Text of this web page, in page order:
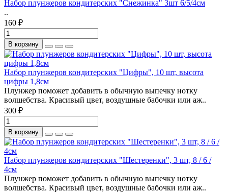
Набор плунжеров кондитерских "Снежинка" 3шт 6/5/4см
..
160 ₽
В корзину
Набор плунжеров кондитерских "Цифры", 10 шт, высота
цифры 1,8см
Плунжер поможет добавить в обычную выпечку нотку
волшебства. Красивый цвет, воздушные бабочки или аж..
300 ₽
В корзину
Набор плунжеров кондитерских "Шестеренки", 3 шт, 8 / 6 /
4см
Плунжер поможет добавить в обычную выпечку нотку
волшебства. Красивый цвет, воздушные бабочки или аж..